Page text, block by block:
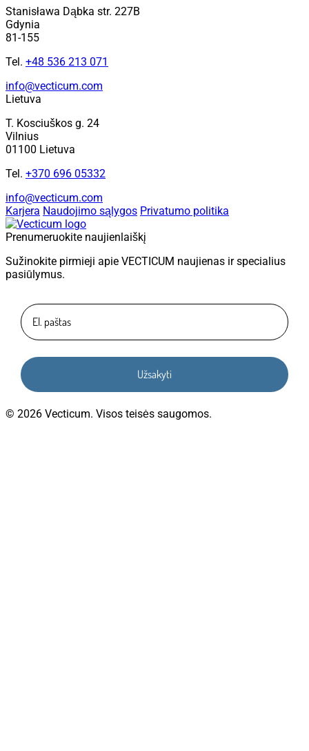
Stanisława Dąbka str. 227B
Gdynia
81-155
Tel. +48 536 213 071
info@vecticum.com
Lietuva
T. Kosciuškos g. 24
Vilnius
01100 Lietuva
Tel. +370 696 05332
info@vecticum.com
Karjera Naudojimo sąlygos Privatumo politika
Prenumeruokite naujienlaiškį
Sužinokite pirmieji apie VECTICUM naujienas ir specialius
pasiūlymus.
Užsakyti
© 2026 Vecticum. Visos teisės saugomos.